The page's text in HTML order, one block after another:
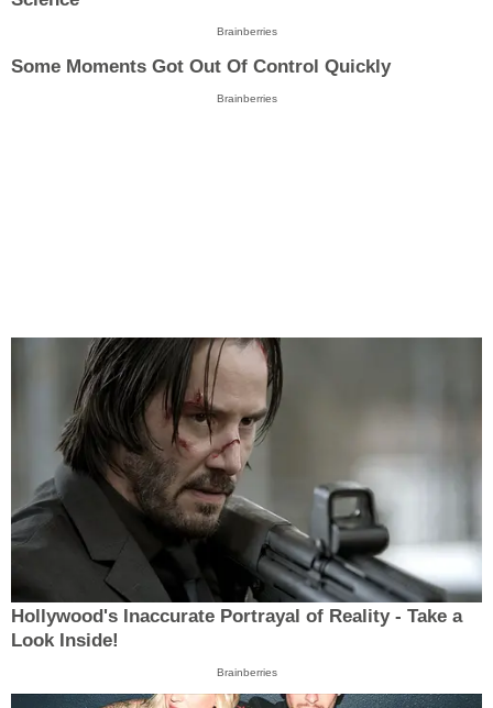
Brainberries
Some Moments Got Out Of Control Quickly
Brainberries
Hollywood's Inaccurate Portrayal of Reality - Take a
Look Inside!
Brainberries